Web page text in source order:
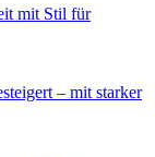
mit Stil für
– mit starker